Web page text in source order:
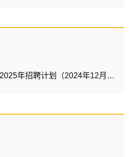
天津商业大学宝德学院2025年招聘计划（2024年12月31日更新）